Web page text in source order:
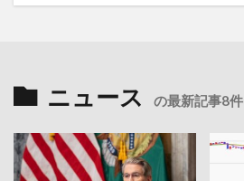
ニュース の最新記事8件